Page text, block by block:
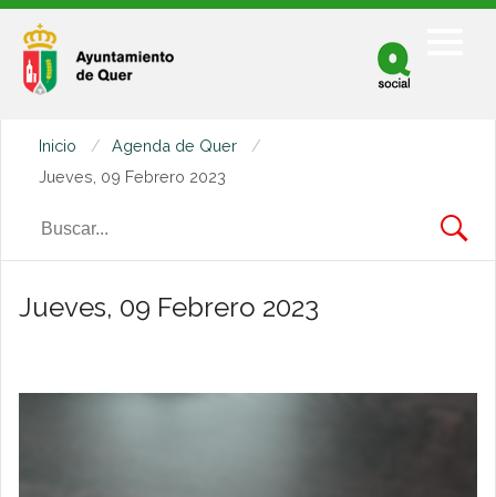
Inicio
Agenda de Quer
Jueves, 09 Febrero 2023
Jueves, 09 Febrero 2023